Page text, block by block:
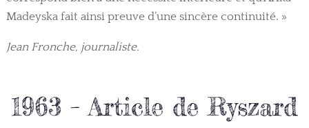
Madeyska fait ainsi preuve d’une sincère continuité. »
Jean Fronche, journaliste.
1963 – Article de Ryszard